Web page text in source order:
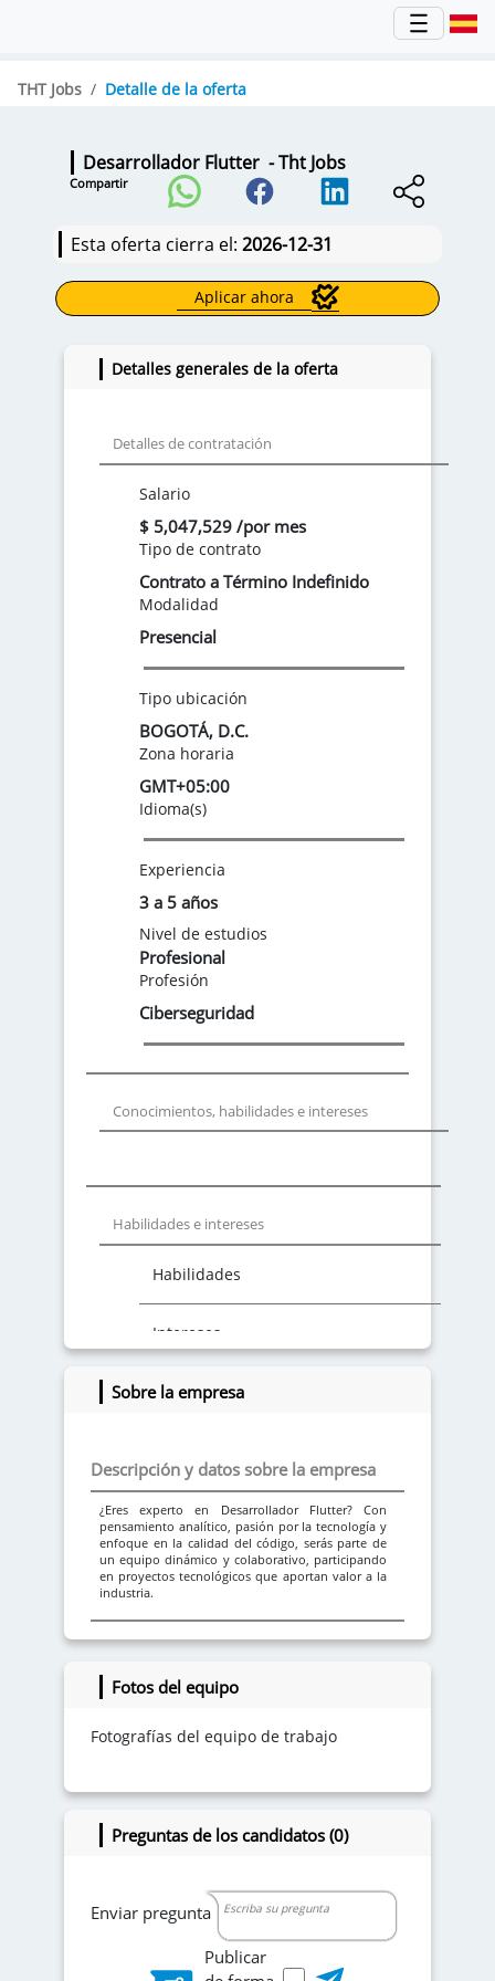
THT Jobs Detalle de la oferta
Desarrollador Flutter - Tht Jobs
Compartir
Esta oferta cierra el: 2026-12-31
Aplicar ahora
Detalles generales de la oferta
Detalles de contratación
Salario
$ 5,047,529 /por mes
Tipo de contrato
Contrato a Término Indefinido
Modalidad
Presencial
Tipo ubicación
BOGOTÁ, D.C.
Zona horaria
GMT+05:00
Idioma(s)
Experiencia
3 a 5 años
Nivel de estudios
Profesional
Profesión
Ciberseguridad
Conocimientos, habilidades e intereses
Habilidades e intereses
Habilidades
Intereses
Sobre la empresa
Descripción y datos sobre la empresa
¿Eres experto en Desarrollador Flutter? Con
pensamiento analítico, pasión por la tecnología y
enfoque en la calidad del código, serás parte de
un equipo dinámico y colaborativo, participando
en proyectos tecnológicos que aportan valor a la
industria.
Requisitos:
- Profesional en Seguridad Informática.
- Conocimiento y manejo de Go, Java."
Fotos del equipo
Fotografías del equipo de trabajo
Preguntas de los candidatos (0)
Enviar pregunta
Publicar